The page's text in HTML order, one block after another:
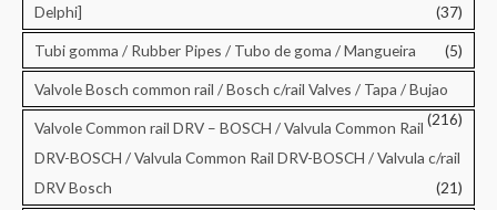
Delphi]
(37)
Tubi gomma / Rubber Pipes / Tubo de goma / Mangueira (5)
Valvole Bosch common rail / Bosch c/rail Valves / Tapa / Bujao
(216)
Valvole Common rail DRV – BOSCH / Valvula Common Rail
DRV-BOSCH / Valvula Common Rail DRV-BOSCH / Valvula c/rail
DRV Bosch
(21)